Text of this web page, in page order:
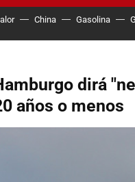
China Gasolina
dirá
años o menos